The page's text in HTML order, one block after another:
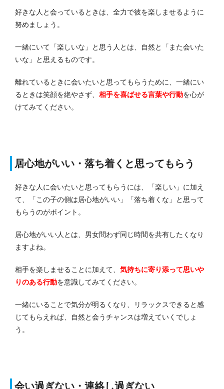
好きな人と会っているときは、全力で彼を楽しませるように
努めましょう。
一緒にいて「楽しいな」と思う人とは、自然と「また会いた
いな」と思えるものです。
離れているときに会いたいと思ってもらうために、一緒にい
るときは笑顔を絶やさず、 相手を喜ばせる言葉や行動を心が
けてみてください。
居心地がいい・落ち着くと思ってもらう
好きな人に会いたいと思ってもらうには、「楽しい」に加え
て、「この子の側は居心地がいい」「落ち着くな」と思って
もらうのがポイント。
居心地がいい人とは、男女問わず同じ時間を共有したくなり
ますよね。
相手を楽しませることに加えて、 気持ちに寄り添って思いや
りのある行動を意識してみてください。
一緒にいることで気分が明るくなり、リラックスできると感
じてもらえれば、自然と会うチャンスは増えていくでしょ
う。
会い過ぎない・連絡し過ぎない